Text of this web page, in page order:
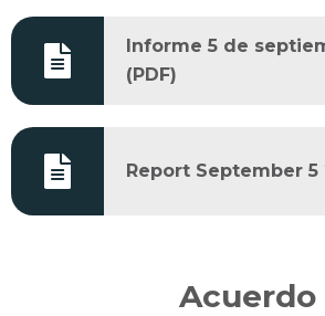
Informe 5 de
(PDF)
Report September 5
Acuerdo